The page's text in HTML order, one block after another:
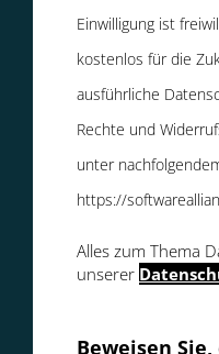
Einwilligung ist
kostenlos für die
ausführliche
Rechte und
unter
https://
Alles zum Thema
unserer
Bitte lasse
Beweisen Sie,